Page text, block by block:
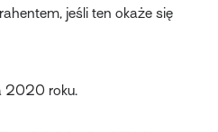
jeśli ten okaże się
2020 roku.